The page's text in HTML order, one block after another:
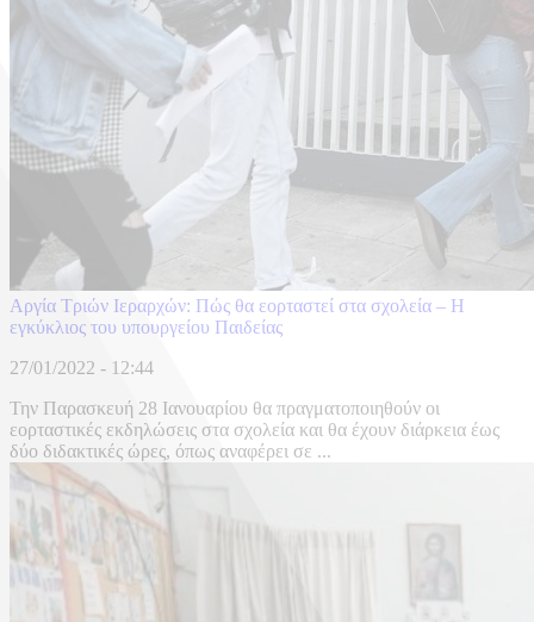
Αργία Τριών Ιεραρχών: Πώς θα εορταστεί στα σχολεία – Η
εγκύκλιος του υπουργείου Παιδείας
27/01/2022 - 12:44
Την Παρασκευή 28 Ιανουαρίου θα πραγματοποιηθούν οι
εορταστικές εκδηλώσεις στα σχολεία και θα έχουν διάρκεια έως
δύο διδακτικές ώρες, όπως αναφέρει σε ...